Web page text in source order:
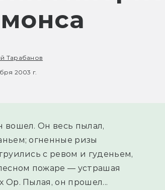
Тарабанов
2003 г.
вошел. Он весь пылал,
огненные ризы
с ревом и гуденьем,
пожаре — устрашая
Ор. Пылая, он прошел...